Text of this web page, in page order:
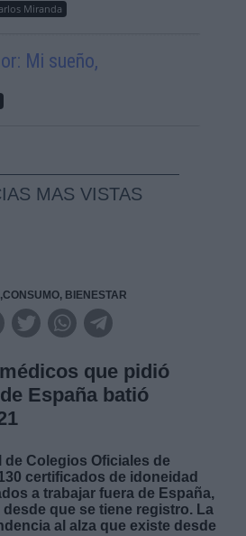
Miranda
Mi sueño,
MAS VISTAS
BIENESTAR
que pidió
España batió
de Colegios Oficiales de
certificados de idoneidad
a trabajar fuera de España,
que se tiene registro. La
al alza que existe desde